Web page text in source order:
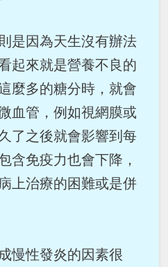
是因為天生沒有辦法
起來就是營養不良的
麼多的糖分時，就會
血管，例如視網膜或
了之後就會影響到每
含免疫力也會下降，
上治療的困難或是併
慢性發炎的因素很